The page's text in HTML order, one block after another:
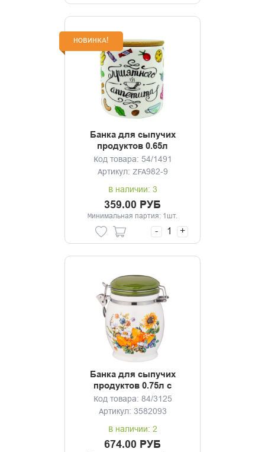
НОВИНКА!
Банка для сыпучих
продуктов 0.65л
Приятного аппетита
Код товара: 54/1491
Артикул: ZFA982-9
В наличии: 3
359.00 РУБ
Минимальная партия: 1шт.
- +
Банка для сыпучих
продуктов 0.75л с
клипсой Урожай
Код товара: 84/3125
Артикул: 3582093
В наличии: 2
674.00 РУБ